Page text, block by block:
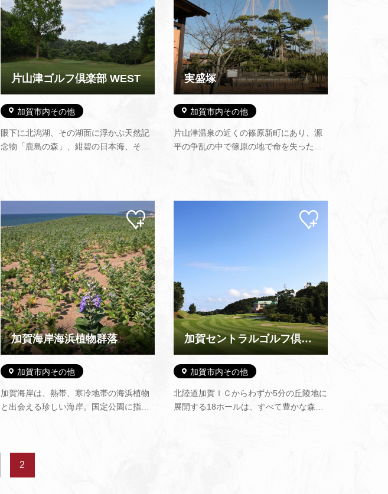
片山津ゴルフ倶楽部 WEST
加賀市内その他
眼下に北潟湖、その湖面に浮かぶ天然記
念物「鹿島の森」、紺碧の日本海、そし
ホールズのコースです。 5人乗り電磁誘
導カートを導入しており、高齢ゴル…
実盛塚
加賀市内その他
片山津温泉の近くの篠原新町にあり、源
平の争乱の中で篠原の地で命を失った斎
をめぐらして、いかにも実盛の奥津城に
加賀海岸海浜植物群落
加賀市内その他
加賀海岸は、熱帯、寒冷地帯の海浜植物
と出会える珍しい海岸。国定公園に指定
は小動物や昆虫が生息し、無植物帯で
マイ
ペー
ジに
追加
加賀セントラルゴルフ倶楽部
加賀市内その他
北陸道加賀ＩＣからわずか5分の丘陵地に
展開する18ホールは、すべて豊かな森で
マイ
ペー
2